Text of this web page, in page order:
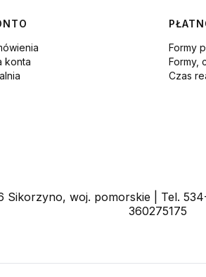
konta
Formy
Formy,
Czas
Sikorzyno, woj. pomorskie | Tel.
360275175